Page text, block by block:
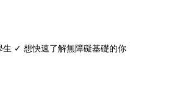
✓ 想快速了解無障礙基礎的你